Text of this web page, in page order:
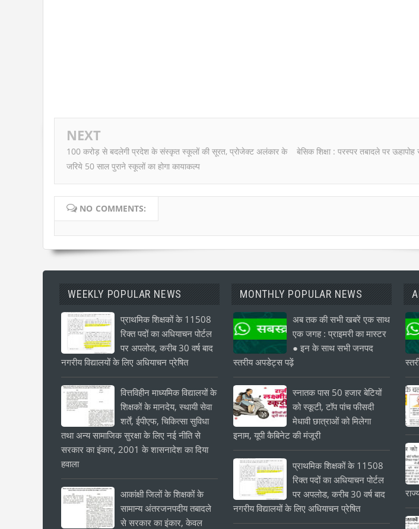
NEXT
100 करोड़ से बदलेगी प्रदेश के संस्कृत स्कूलों की सूरत, प्रोजेक्ट अलंकार के
जरिये 50 साल पुराने स्कूलों का होगा कायाकल्प
बेसिक शिक्षा : परस्पर तबादले पर
NO COMMENTS:
WEEKLY POPULAR NEWS
प्राथमिक शिक्षकों के 11508
रिक्त पदों का अधियाचन पोर्टल
पर अपलोड, करीब 30 वर्ष बाद
नगरीय विद्यालयों के लिए अधियाचन प्रेषित
वित्तविहीन माध्यमिक विद्यालयों के
शिक्षकों के मानदेय, स्थायी सेवा
शर्तें, ईपीएफ, चिकित्सा सुविधा
तथा अन्य सामाजिक सुरक्षा के लिए नई नीति से
सरकार का इंकार, 2001 के शासनादेश का दिया
हवाला
आकांक्षी जिलों के शिक्षकों के
सामान्य अंतरजनपदीय तबादले
से सरकार का इंकार, केवल
MONTHLY POPULAR NEWS
अब तक की सभी खबरें एक साथ
एक जगह : प्राइमरी का मास्टर
● इन के साथ सभी जनपद
स्तरीय अपडेट्स पढ़ें
स्नातक पास 50 हजार बेटियों
को स्कूटी, टॉप पांच फीसदी
मेधावी छात्राओं को मिलेगा
इनाम, यूपी कैबिनेट की मंजूरी
प्राथमिक शिक्षकों के 11508
रिक्त पदों का अधियाचन पोर्टल
पर अपलोड, करीब 30 वर्ष बाद
नगरीय विद्यालयों के लिए अधियाचन प्रेषित